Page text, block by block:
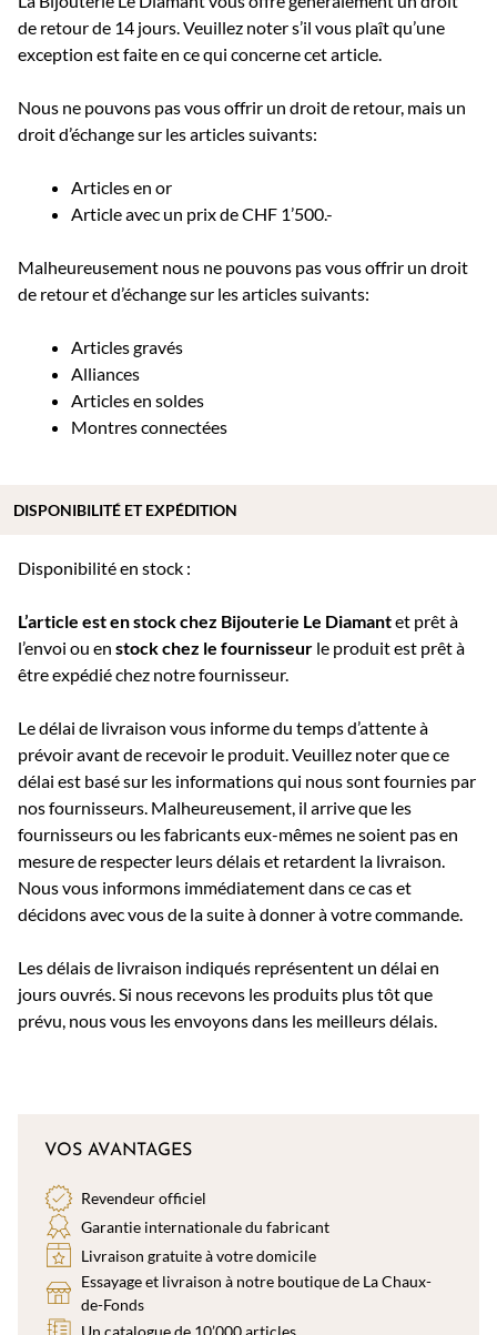
de retour de 14 jours. Veuillez noter s’il vous plaît qu’une
exception est faite en ce qui concerne cet article.
Nous ne pouvons pas vous offrir un droit de retour, mais un
droit d’échange sur les articles suivants:
Articles en or
Article avec un prix de CHF 1’500.-
Malheureusement nous ne pouvons pas vous offrir un droit
de retour et d’échange sur les articles suivants:
Articles gravés
Alliances
Articles en soldes
Montres connectées
Disponibilité en stock :
L’article est en stock chez Bijouterie Le Diamantet prêt à
l’envoi ou en stock chez le fournisseur le produit est prêt à
être expédié chez notre fournisseur.
Le délai de livraison vous informe du temps d’attente à
prévoir avant de recevoir le produit. Veuillez noter que ce
délai est basé sur les informations qui nous sont fournies par
nos fournisseurs. Malheureusement, il arrive que les
fournisseurs ou les fabricants eux-mêmes ne soient pas en
mesure de respecter leurs délais et retardent la livraison.
Nous vous informons immédiatement dans ce cas et
décidons avec vous de la suite à donner à votre commande.
Les délais de livraison indiqués représentent un délai en
jours ouvrés. Si nous recevons les produits plus tôt que
prévu, nous vous les envoyons dans les meilleurs délais.
DISPONIBILITÉ ET EXPÉDITION
VOS AVANTAGES
Revendeur officiel
Garantie internationale du fabricant
Livraison gratuite à votre domicile
Essayage et livraison à notre boutique de La Chaux-
de-Fonds
Un catalogue de 10’000 articles